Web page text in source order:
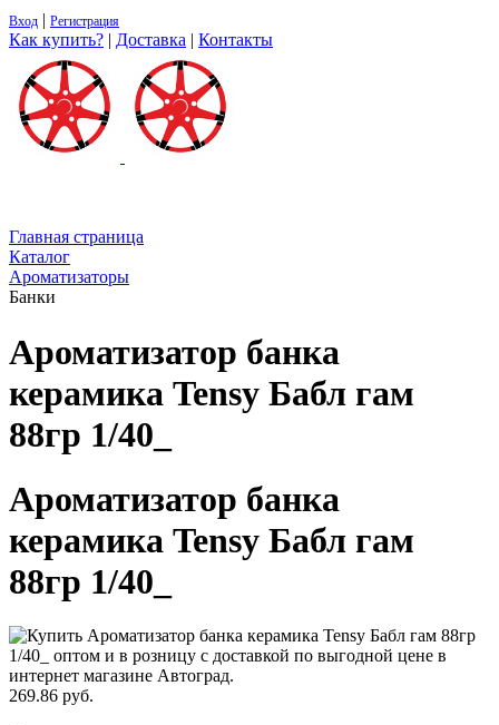
Вход | Регистрация
Как купить? | Доставка | Контакты
Главная страница
Каталог
Ароматизаторы
Банки
Ароматизатор банка
керамика Tensy Бабл гам
88гр 1/40_
Ароматизатор банка
керамика Tensy Бабл гам
88гр 1/40_
269.86 руб.